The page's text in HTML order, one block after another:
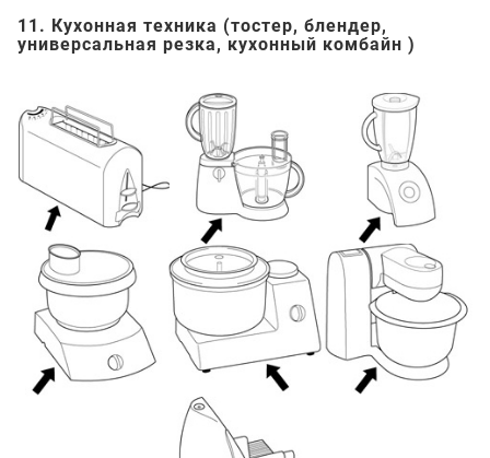
11. Кухонная техника (тостер, блендер,
универсальная резка, кухонный комбайн )